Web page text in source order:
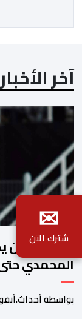
[…]
آخر الأخبار
نهضة بركان
المحمدي حتى
بواسطة
✉
شترك الآن